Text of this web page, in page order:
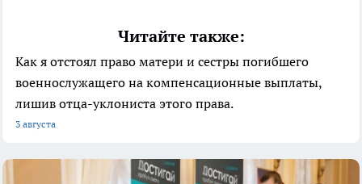
Читайте также:
Как я отстоял право матери и сестры погибшего
военнослужащего на компенсационные выплаты,
лишив отца-уклониста этого права.
3 августа